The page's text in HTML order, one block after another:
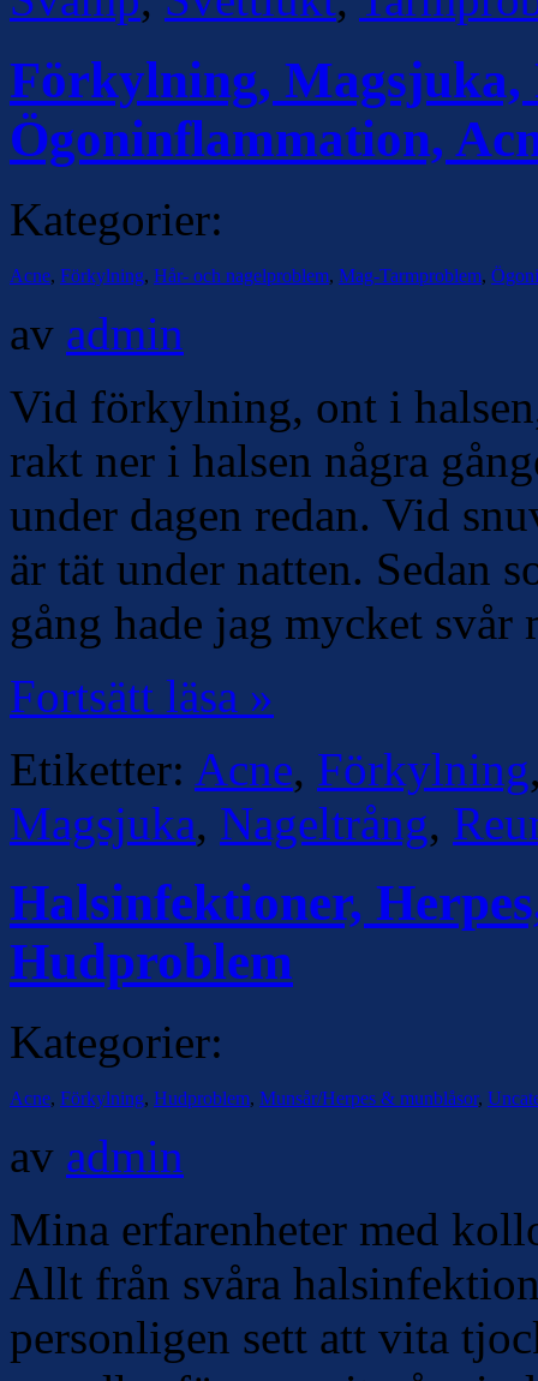
Förkylning, Magsjuka,
Ögoninflammation,
Kategorier:
Acne, Förkylning, Hår- och nagelproblem, Mag-Tarmproblem,
av admin
Vid förkylning, ont i
rakt ner i halsen några
under dagen redan. Vid
är tät under natten. Sedan
gång hade jag mycket
Fortsätt läsa »
Etiketter: Acne, Förkylning
Magsjuka, Nageltrång,
Halsinfektioner,
Hudproblem
Kategorier:
Acne, Förkylning, Hudproblem, Munsår/Herpes & munblåsor,
av admin
Mina erfarenheter med
Allt från svåra
personligen sett att vita